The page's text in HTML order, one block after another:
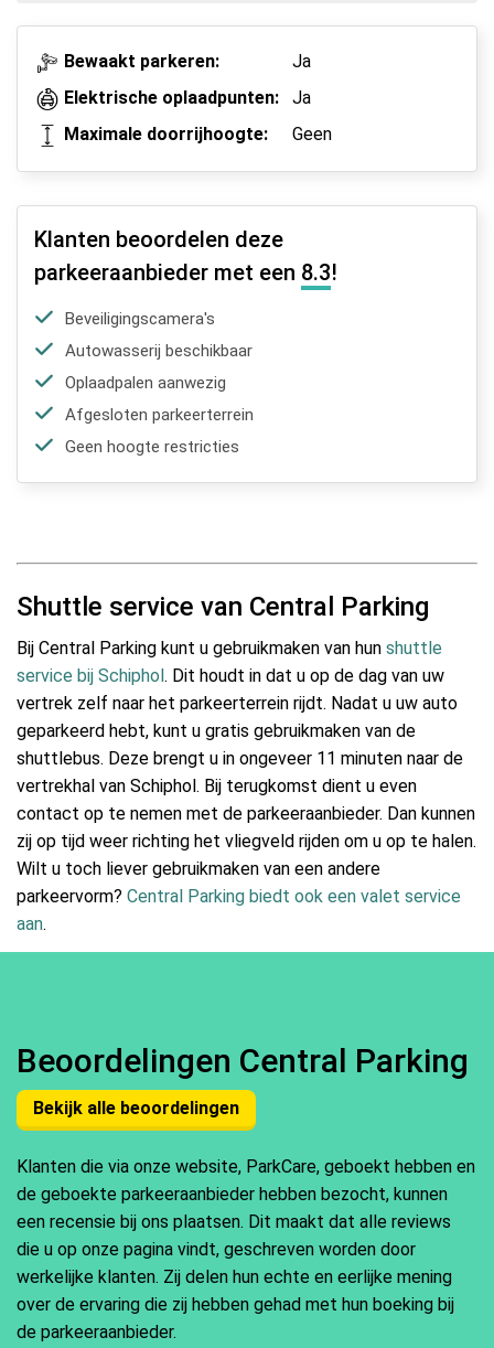
Bewaakt parkeren:
Ja
Elektrische oplaadpunten:
Ja
Maximale doorrijhoogte:
Geen
Klanten beoordelen deze
parkeeraanbieder met een 8.3!
Beveiligingscamera's
Autowasserij beschikbaar
Oplaadpalen aanwezig
Afgesloten parkeerterrein
Geen hoogte restricties
Shuttle service van Central Parking
Bij Central Parking kunt u gebruikmaken van hun shuttle
service bij Schiphol . Dit houdt in dat u op de dag van uw
vertrek zelf naar het parkeerterrein rijdt. Nadat u uw auto
geparkeerd hebt, kunt u gratis gebruikmaken van de
shuttlebus. Deze brengt u in ongeveer 11 minuten naar de
vertrekhal van Schiphol. Bij terugkomst dient u even
contact op te nemen met de parkeeraanbieder. Dan kunnen
zij op tijd weer richting het vliegveld rijden om u op te halen.
Wilt u toch liever gebruikmaken van een andere
parkeervorm? Central Parking biedt ook een valet service
aan.
Beoordelingen Central Parking
Bekijk alle beoordelingen
Klanten die via onze website, ParkCare, geboekt hebben en
de geboekte parkeeraanbieder hebben bezocht, kunnen
een recensie bij ons plaatsen. Dit maakt dat alle reviews
die u op onze pagina vindt, geschreven worden door
werkelijke klanten. Zij delen hun echte en eerlijke mening
over de ervaring die zij hebben gehad met hun boeking bij
de parkeeraanbieder.